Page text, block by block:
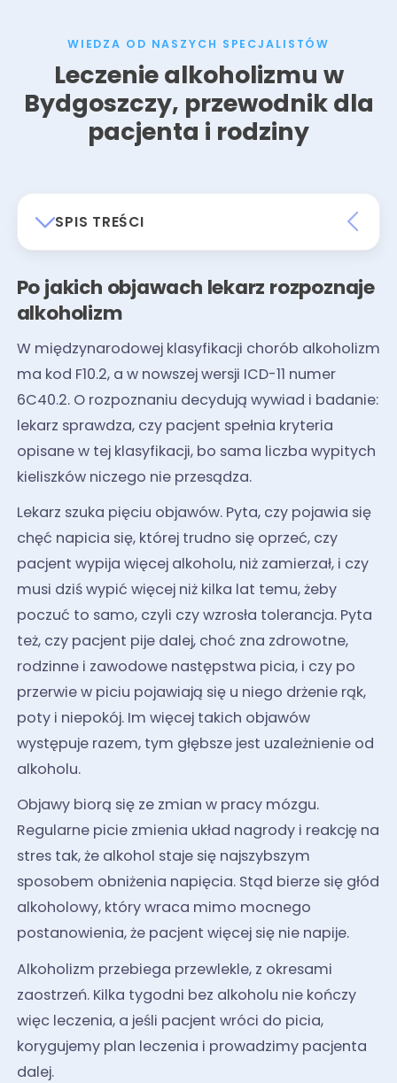
WIEDZA OD NASZYCH SPECJALISTÓW
Leczenie alkoholizmu w
Bydgoszczy, przewodnik dla
pacjenta i rodziny
SPIS TREŚCI
Po jakich objawach lekarz rozpoznaje
alkoholizm
W międzynarodowej klasyfikacji chorób alkoholizm
ma kod F10.2, a w nowszej wersji ICD-11 numer
6C40.2. O rozpoznaniu decydują wywiad i badanie:
lekarz sprawdza, czy pacjent spełnia kryteria
opisane w tej klasyfikacji, bo sama liczba wypitych
kieliszków niczego nie przesądza.
Lekarz szuka pięciu objawów. Pyta, czy pojawia się
chęć napicia się, której trudno się oprzeć, czy
pacjent wypija więcej alkoholu, niż zamierzał, i czy
musi dziś wypić więcej niż kilka lat temu, żeby
poczuć to samo, czyli czy wzrosła tolerancja. Pyta
też, czy pacjent pije dalej, choć zna zdrowotne,
rodzinne i zawodowe następstwa picia, i czy po
przerwie w piciu pojawiają się u niego drżenie rąk,
poty i niepokój. Im więcej takich objawów
występuje razem, tym głębsze jest uzależnienie od
alkoholu.
Objawy biorą się ze zmian w pracy mózgu.
Regularne picie zmienia układ nagrody i reakcję na
stres tak, że alkohol staje się najszybszym
sposobem obniżenia napięcia. Stąd bierze się głód
alkoholowy, który wraca mimo mocnego
postanowienia, że pacjent więcej się nie napije.
Alkoholizm przebiega przewlekle, z okresami
zaostrzeń. Kilka tygodni bez alkoholu nie kończy
więc leczenia, a jeśli pacjent wróci do picia,
korygujemy plan leczenia i prowadzimy pacjenta
dalej.